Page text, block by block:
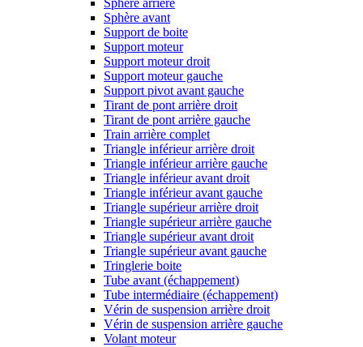
Sphère arrière
Sphère avant
Support de boite
Support moteur
Support moteur droit
Support moteur gauche
Support pivot avant gauche
Tirant de pont arrière droit
Tirant de pont arrière gauche
Train arrière complet
Triangle inférieur arrière droit
Triangle inférieur arrière gauche
Triangle inférieur avant droit
Triangle inférieur avant gauche
Triangle supérieur arrière droit
Triangle supérieur arrière gauche
Triangle supérieur avant droit
Triangle supérieur avant gauche
Tringlerie boite
Tube avant (échappement)
Tube intermédiaire (échappement)
Vérin de suspension arrière droit
Vérin de suspension arrière gauche
Volant moteur